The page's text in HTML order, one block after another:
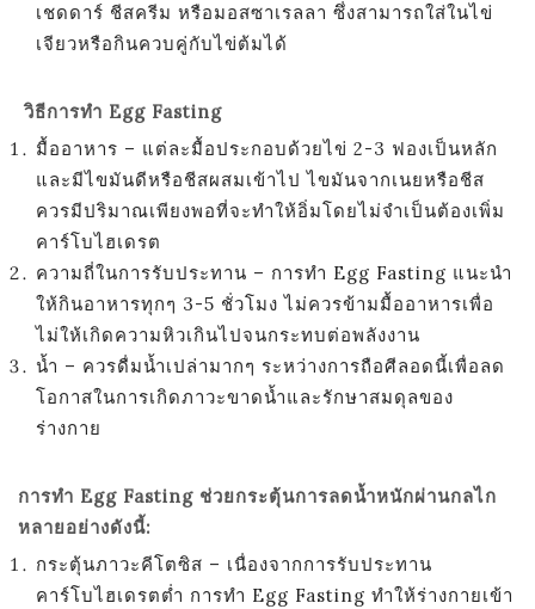
เชดดาร์ ชีสครีม หรือมอสซาเรลลา ซึ่งสามารถใส่ในไข่
เจียวหรือกินควบคู่กับไข่ต้มได้
วิธีการทำ Egg Fasting
มื้ออาหาร – แต่ละมื้อประกอบด้วยไข่ 2-3 ฟองเป็นหลัก
และมีไขมันดีหรือชีสผสมเข้าไป ไขมันจากเนยหรือชีส
ควรมีปริมาณเพียงพอที่จะทำให้อิ่มโดยไม่จำเป็นต้องเพิ่ม
คาร์โบไฮเดรต
ความถี่ในการรับประทาน – การทำ Egg Fasting แนะนำ
ให้กินอาหารทุกๆ 3-5 ชั่วโมง ไม่ควรข้ามมื้ออาหารเพื่อ
ไม่ให้เกิดความหิวเกินไปจนกระทบต่อพลังงาน
น้ำ – ควรดื่มน้ำเปล่ามากๆ ระหว่างการถือศีลอดนี้เพื่อลด
โอกาสในการเกิดภาวะขาดน้ำและรักษาสมดุลของ
ร่างกาย
การทำ Egg Fasting ช่วยกระตุ้นการลดน้ำหนักผ่านกลไก
หลายอย่างดังนี้:
กระตุ้นภาวะคีโตซิส – เนื่องจากการรับประทาน
คาร์โบไฮเดรตต่ำ การทำ Egg Fasting ทำให้ร่างกายเข้า